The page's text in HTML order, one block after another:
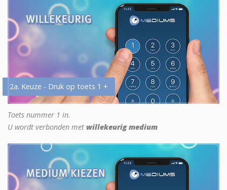
2a. Keuze - Druk op toets 1 +
Toets nummer 1 in.
U wordt verbonden met willekeurig medium